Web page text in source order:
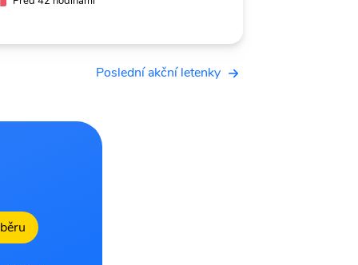
Poslední akční letenky